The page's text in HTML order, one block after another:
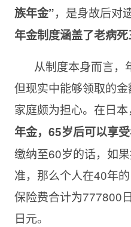
族年金”，是身故后对
年金制度涵盖了老病死
从制度本身而言，
但现实中能够领取的
家庭颇为担心。在日本
年金，65岁后可以享
缴纳至60岁的话，如
准，那么个人在40年
保险费合计为777800
日元。